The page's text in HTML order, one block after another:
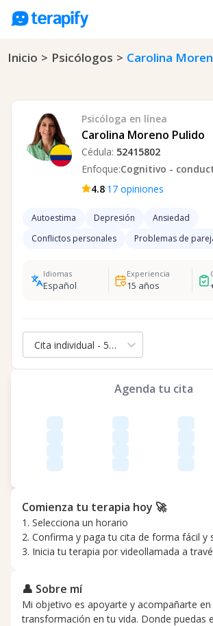
Psicólogos en línea
Opiniones
Empresas
Preguntas frecuentes
Inicio > Psicólogos > Carolina
Psicóloga en línea
Carolina Moreno Pulido
Cédula: 52415802
Enfoque:Cognitivo -
4.8·17 opiniones
Autoestima Depresión
Ansiedad
Conflictos personales
Problemas de
Idiomas
Español
Experiencia
15 años
Cita individual - 50 min.
Agenda tu cita
Comienza tu terapia hoy 🚀
1. Selecciona un horario
2. Confirma y paga tu cita de forma fácil y
3. Inicia tu terapia por videollamada a
👤 Sobre mí
Mi objetivo es apoyarte y acompañarte
transformación en tu vida. Donde puedas